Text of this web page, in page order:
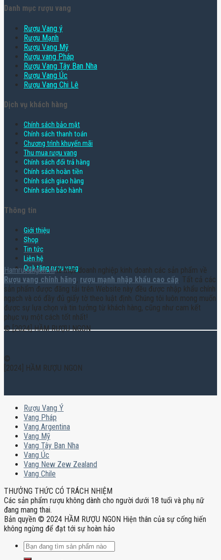
Danh mục rượu vang
Rượu Vang ý
Rượu Mạnh
Rượu Vang Mỹ
Rượu vang Pháp
Rượu Vang Tây Ban Nha
Rượu Vang Úc
Rượu Vang Chi Lê
Dịch vụ khách hàng
Chính sách bảo mật
Chính sách thanh toán
Chương trình khuyến mãi
Thu mua rượu vang
Chính sách đổi trả hàng
Chính sách hoàn tiền
Chính sách giao hàng
Chính sách bảo hành
Thông tin
Giới thiệu
Shop
Tin tức
Liên hệ
Quà tặng rượu vang
Hamruoungon.vnlà một doanh nghiệp kinh doanh các sản phẩm về
Rượu vang chính hãng, rượu mạnh nhập khẩu cao cấp. Tất cả các
sản phẩm được đăng tải trên Website này đều được nhập khẩu chính
ngạch và có đầy đủ giấy tờ theo luật định. Chúng tôi luôn mong muốn
được sự lựa chọn và tin tưởng từ khách hàng, cũng như cam kết
phục vụ một cách tốt nhất!
© [2024] HẦM RƯỢU NGON
©
[2024] HẦM RƯỢU NGON
Rượu Vang Ý
Vang Pháp
Vang Argentina
Vang Mỹ
Vang Tây Ban Nha
Vang Úc
Vang New Zew Zealand
Vang Chile
THƯỞNG THỨC CÓ TRÁCH NHIỆM
Các sản phẩm rượu không dành cho người dưới 18 tuổi và phụ nữ
đang mang thai.
Bản quyền © 2024 HẦM RƯỢU NGON Hiện thân của sự cống hiến
không ngừng để đạt tới sự hoàn hảo
Tìm
kiếm: